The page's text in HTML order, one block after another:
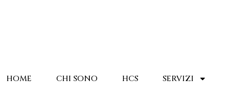
HOME CHI SONO HCS SERVIZI